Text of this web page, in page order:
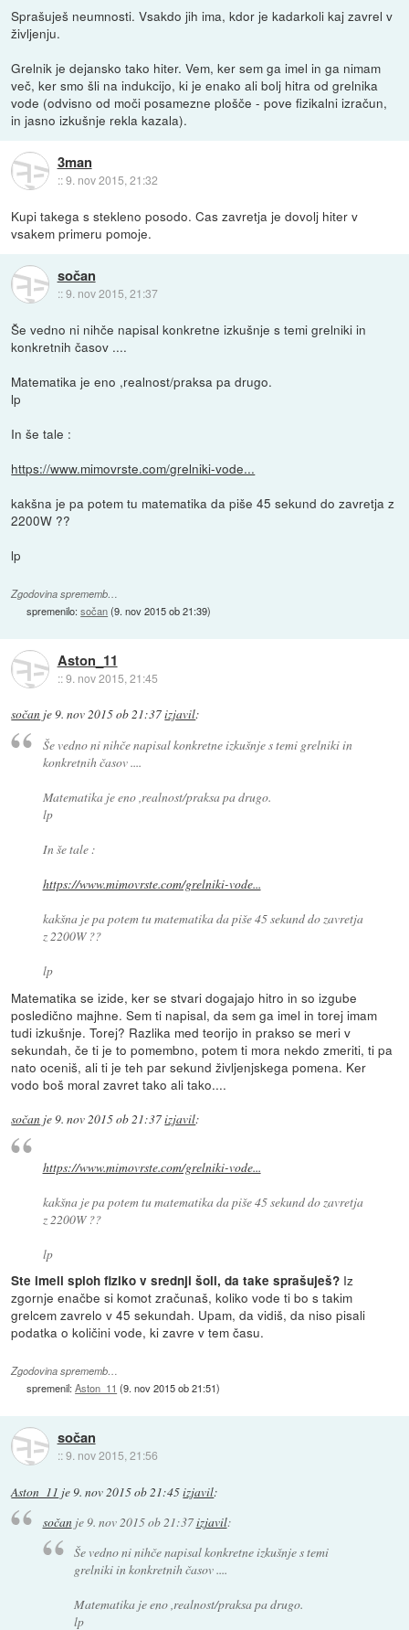
Sprašuješ neumnosti. Vsakdo jih ima, kdor je kadarkoli kaj zavrel v
življenju.
Grelnik je dejansko tako hiter. Vem, ker sem ga imel in ga nimam
več, ker smo šli na indukcijo, ki je enako ali bolj hitra od grelnika
vode (odvisno od moči posamezne plošče - pove fizikalni izračun,
in jasno izkušnje rekla kazala).
3man
::9. nov 2015, 21:32
Kupi takega s stekleno posodo. Cas zavretja je dovolj hiter v
vsakem primeru pomoje.
sočan
::9. nov 2015, 21:37
Še vedno ni nihče napisal konkretne izkušnje s temi grelniki in
konkretnih časov ....
Matematika je eno ,realnost/praksa pa drugo.
lp
In še tale :
https://www.mimovrste.com/grelniki-vode...
kakšna je pa potem tu matematika da piše 45 sekund do zavretja z
2200W ??
lp
Zgodovina sprememb…
spremenilo:sočan(9. nov 2015 ob 21:39)
Aston_11
::9. nov 2015, 21:45
sočan je9. nov 2015 ob 21:37izjavil:
Še vedno ni nihče napisal konkretne izkušnje s temi grelniki in
konkretnih časov ....
Matematika je eno ,realnost/praksa pa drugo.
lp
In še tale :
https://www.mimovrste.com/grelniki-vode...
kakšna je pa potem tu matematika da piše 45 sekund do zavretja
z 2200W ??
lp
Matematika se izide, ker se stvari dogajajo hitro in so izgube
posledično majhne. Sem ti napisal, da sem ga imel in torej imam
tudi izkušnje. Torej? Razlika med teorijo in prakso se meri v
sekundah, če ti je to pomembno, potem ti mora nekdo zmeriti, ti pa
nato oceniš, ali ti je teh par sekund življenjskega pomena. Ker
vodo boš moral zavret tako ali tako....
sočan je9. nov 2015 ob 21:37izjavil:
https://www.mimovrste.com/grelniki-vode...
kakšna je pa potem tu matematika da piše 45 sekund do zavretja
z 2200W ??
lp
Ste imeli sploh fiziko v srednji šoli, da take sprašuješ? Iz
zgornje enačbe si komot zračunaš, koliko vode ti bo s takim
grelcem zavrelo v 45 sekundah. Upam, da vidiš, da niso pisali
podatka o količini vode, ki zavre v tem času.
Zgodovina sprememb…
spremenil:Aston_11 (9. nov 2015 ob 21:51)
sočan
::9. nov 2015, 21:56
Aston_11 je 9. nov 2015 ob 21:45izjavil:
sočanje9. nov 2015 ob 21:37izjavil:
Še vedno ni nihče napisal konkretne izkušnje s temi
grelniki in konkretnih časov ....
Matematika je eno ,realnost/praksa pa drugo.
lp